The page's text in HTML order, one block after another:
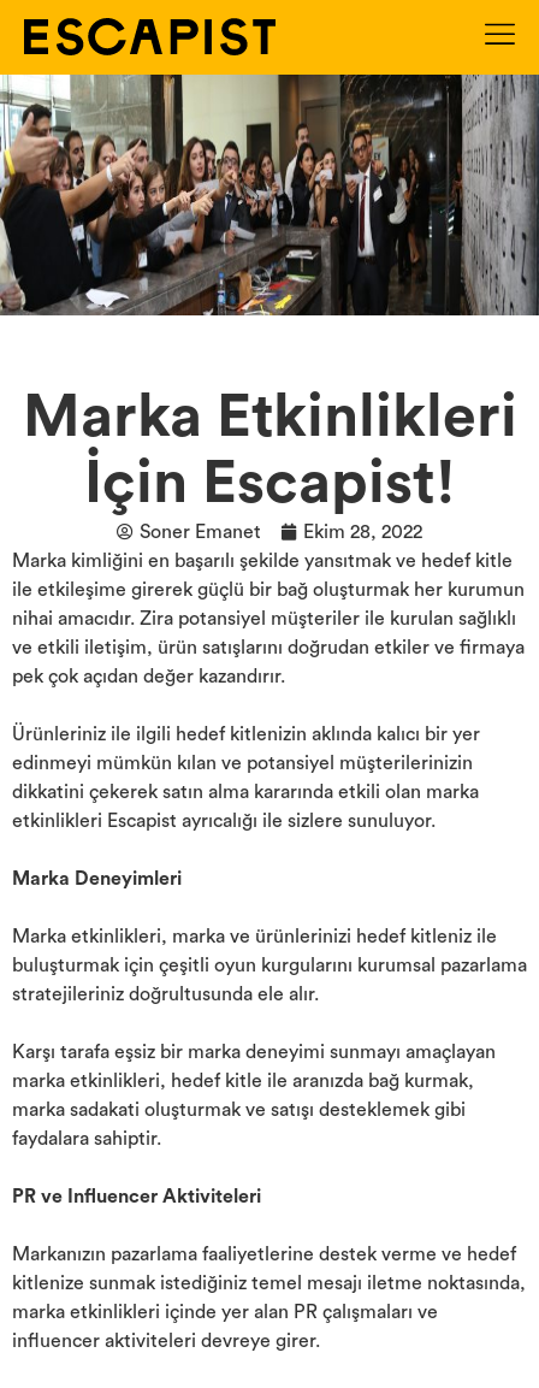
Marka Etkinlikleri
İçin Escapist!
Soner Emanet
Ekim 28, 2022
Marka kimliğini en başarılı şekilde yansıtmak ve hedef kitle
ile etkileşime girerek güçlü bir bağ oluşturmak her kurumun
nihai amacıdır. Zira potansiyel müşteriler ile kurulan sağlıklı
ve etkili iletişim, ürün satışlarını doğrudan etkiler ve firmaya
pek çok açıdan değer kazandırır.
Ürünleriniz ile ilgili hedef kitlenizin aklında kalıcı bir yer
edinmeyi mümkün kılan ve potansiyel müşterilerinizin
dikkatini çekerek satın alma kararında etkili olan marka
etkinlikleri Escapist ayrıcalığı ile sizlere sunuluyor.
Marka Deneyimleri
Marka etkinlikleri, marka ve ürünlerinizi hedef kitleniz ile
buluşturmak için çeşitli oyun kurgularını kurumsal pazarlama
stratejileriniz doğrultusunda ele alır.
Karşı tarafa eşsiz bir marka deneyimi sunmayı amaçlayan
marka etkinlikleri, hedef kitle ile aranızda bağ kurmak,
marka sadakati oluşturmak ve satışı desteklemek gibi
faydalara sahiptir.
PR ve Influencer Aktiviteleri
Markanızın pazarlama faaliyetlerine destek verme ve hedef
kitlenize sunmak istediğiniz temel mesajı iletme noktasında,
marka etkinlikleri içinde yer alan PR çalışmaları ve
influencer aktiviteleri devreye girer.